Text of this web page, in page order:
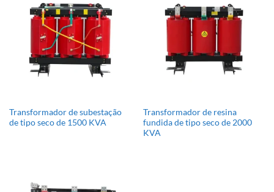
Transformador de subestação
de tipo seco de 1500 KVA
Transformador de resina
fundida de tipo seco de 2000
KVA